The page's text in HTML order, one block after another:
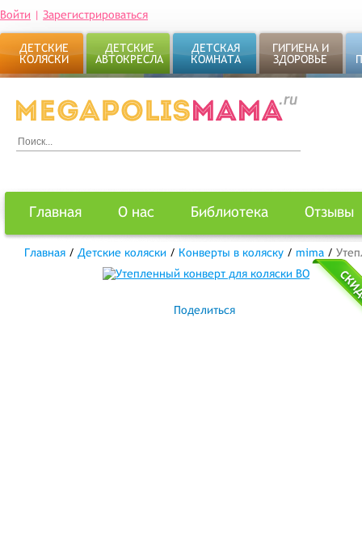
Войти | Зарегистрироваться
ДЕТСКИЕ
КОЛЯСКИ
ДЕТСКИЕ
АВТОКРЕСЛА
ДЕТСКАЯ
КОМНАТА
ГИГИЕНА И
ЗДОРОВЬЕ
Главная О нас Библиотека Отзывы
Главная / Детские коляски / Конверты в коляску / mima /
Поделиться